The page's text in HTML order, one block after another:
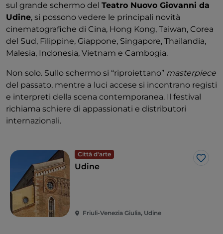
sul grande schermo del Teatro Nuovo Giovanni da
Udine, si possono vedere le principali novità
cinematografiche di Cina, Hong Kong, Taiwan, Corea
del Sud, Filippine, Giappone, Singapore, Thailandia,
Malesia, Indonesia, Vietnam e Cambogia.
Non solo. Sullo schermo si “riproiettano” masterpiece
del passato, mentre a luci accese si incontrano registi
e interpreti della scena contemporanea. Il festival
richiama schiere di appassionati e distributori
internazionali.
Città d'arte
Like
Udine
Friuli-Venezia Giulia, Udine